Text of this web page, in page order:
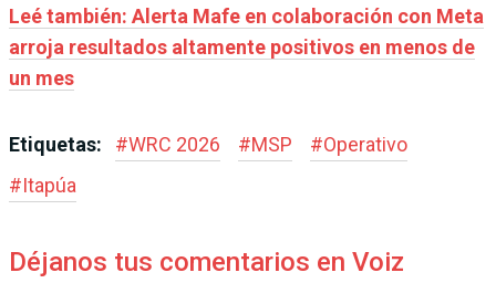
Leé también: Alerta Mafe en colaboración con Meta
arroja resultados altamente positivos en menos de
un mes
Etiquetas: #WRC 2026 #MSP #Operativo
#Itapúa
Déjanos tus comentarios en Voiz